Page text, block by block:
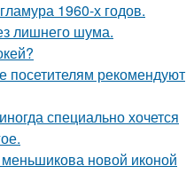
1960-х годов.
лишнего шума.
посетителям рекомендуют
специально хочется
новой иконой